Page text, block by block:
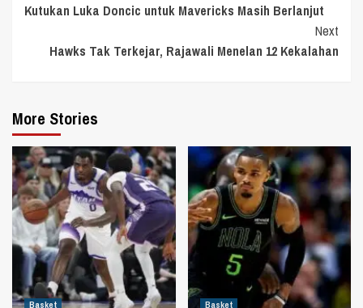
Reading
Kutukan Luka Doncic untuk Mavericks Masih Berlanjut
Next
Hawks Tak Terkejar, Rajawali Menelan 12 Kekalahan
More Stories
Basket Basket